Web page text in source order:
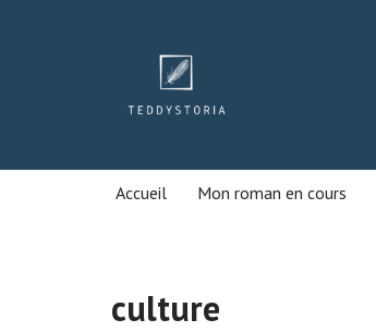
Accueil Mon roman en cours
culture